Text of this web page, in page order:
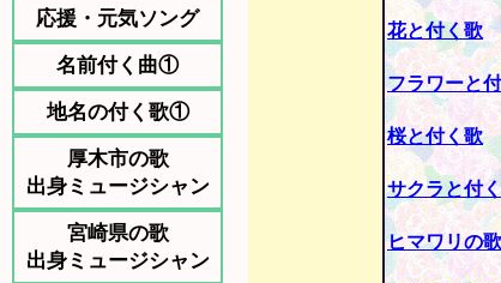
応援・元気ソング
名前付く曲①
地名の付く歌①
厚木市の歌
出身ミュージシャン
宮崎県の歌
出身ミュージシャン
花と付く歌
フラワーと
桜と付く歌
サクラと付
ヒマワリの歌